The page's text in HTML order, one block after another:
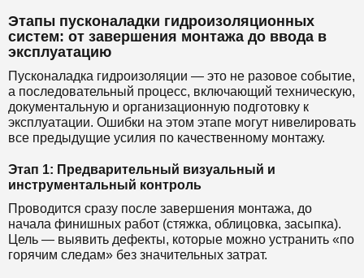
Этапы пусконаладки гидроизоляционных
систем: от завершения монтажа до ввода в
эксплуатацию
Пусконаладка гидроизоляции — это не разовое событие,
а последовательный процесс, включающий техническую,
документальную и организационную подготовку к
эксплуатации. Ошибки на этом этапе могут нивелировать
все предыдущие усилия по качественному монтажу.
Этап 1: Предварительный визуальный и
инструментальный контроль
Проводится сразу после завершения монтажа, до
начала финишных работ (стяжка, облицовка, засыпка).
Цель — выявить дефекты, которые можно устранить «по
горячим следам» без значительных затрат.